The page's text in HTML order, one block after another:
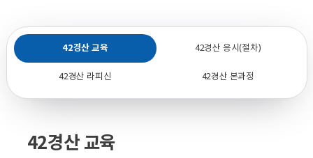
42경산 교육 42경산 응시(절차)
42경산 라피신 42경산 본과정
42경산 교육